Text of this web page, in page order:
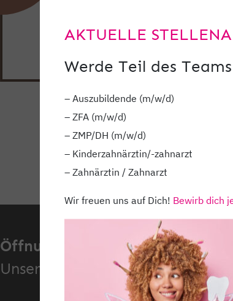
Öffnungszeiten.
Unsere Standorte.
AKTUELLE
Werde Teil des
– Auszubildende (m/w/d)
– ZFA (m/w/d)
– ZMP/DH (m/w/d)
– Kinderzahnärztin/-zahnarzt
– Zahnärztin / Zahnarzt
Wir freuen uns auf Dich! Bewirb dich